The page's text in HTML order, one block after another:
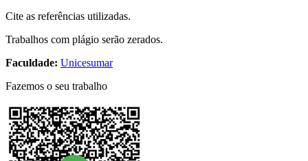
Cite as referências utilizadas.
Trabalhos com plágio serão zerados.
Faculdade: Unicesumar
Fazemos o seu trabalho